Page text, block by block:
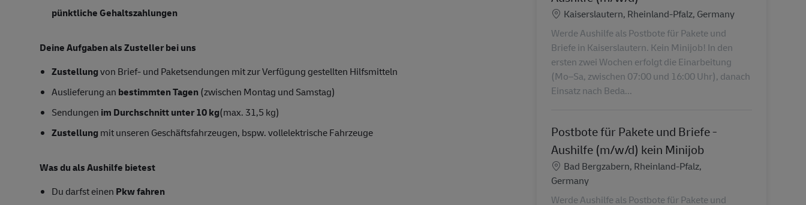
pünktliche Gehaltszahlungen
Deine Aufgaben als Zusteller bei uns
Zustellungvon Brief- und Paketsendungen mit zur Verfügung gestellten Hilfsmitteln
Auslieferung an bestimmten Tagen(zwischen Montag und Samstag)
Sendungen im Durchschnitt unter 10 kg(max. 31,5 kg)
Zustellung mit unseren Geschäftsfahrzeugen, bspw. vollelektrische Fahrzeuge
Was du als Aushilfe bietest
Du darfst einen Pkw fahren
Ubicación
Kaiserslautern, Rheinland-Pfalz, Germany
Werde Aushilfe als Postbote für Pakete und
Briefe in Kaiserslautern. Kein Minijob! In den
ersten zwei Wochen erfolgt die Einarbeitung
(Mo–Sa, zwischen 07:00 und 16:00 Uhr), danach
Einsatz nach Beda...
Postbote für Pakete und Briefe -
Aushilfe (m/w/d) kein Minijob
Ubicación
Bad Bergzabern, Rheinland-Pfalz,
Germany
Werde Aushilfe als Postbote für Pakete und